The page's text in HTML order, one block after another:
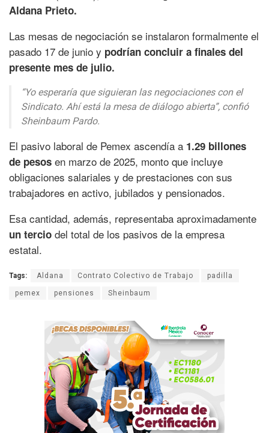
Aldana Prieto.
Las mesas de negociación se instalaron formalmente el
pasado 17 de junio y podrían concluir a finales del
presente mes de julio.
“Yo esperaría que siguieran las negociaciones con el
Sindicato. Ahí está la mesa de diálogo abierta”, confió
Sheinbaum Pardo.
El pasivo laboral de Pemex ascendía a 1.29 billones
de pesos en marzo de 2025, monto que incluye
obligaciones salariales y de prestaciones con sus
trabajadores en activo, jubilados y pensionados.
Esa cantidad, además, representaba aproximadamente
un tercio del total de los pasivos de la empresa
estatal.
Tags: Aldana Contrato Colectivo de Trabajo padilla
pemex pensiones Sheinbaum